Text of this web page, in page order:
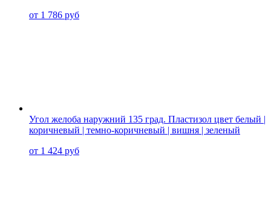
от 1 786 руб
Угол желоба наружний 135 град. Пластизол цвет белый |
коричневый | темно-коричневый | вишня | зеленый
от 1 424 руб